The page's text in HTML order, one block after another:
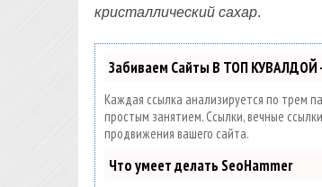
кристаллический сахар.
Забиваем Сайты В ТОП КУВАЛДОЙ
Каждая ссылка анализируется по трем
простым занятием. Ссылки, вечные
продвижения вашего сайта.
Что умеет делать SeoHammer